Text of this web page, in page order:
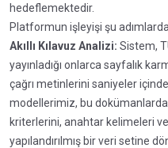
hedeflemektedir.
Platformun işleyişi şu
Akıllı Kılavuz Analizi: Sistem,
yayınladığı onlarca sayfalık
çağrı metinlerini saniyeler
modellerimiz, bu
kriterlerini, anahtar kelimeleri
yapılandırılmış bir veri setine